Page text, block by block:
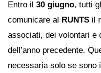
Entro il 30 giugno, tutti
comunicare al RUNTS il
associati, dei volontari e
dell’anno precedente.
necessaria solo se sono